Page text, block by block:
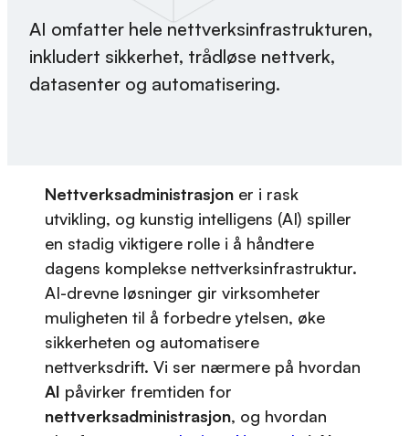
AI omfatter hele nettverksinfrastrukturen,
inkludert sikkerhet, trådløse nettverk,
datasenter og automatisering.
Nettverksadministrasjon er i rask
utvikling, og kunstig intelligens (AI) spiller
en stadig viktigere rolle i å håndtere
dagens komplekse nettverksinfrastruktur.
AI-drevne løsninger gir virksomheter
muligheten til å forbedre ytelsen, øke
sikkerheten og automatisere
nettverksdrift. Vi ser nærmere på hvordan
AI påvirker fremtiden for
nettverksadministrasjon, og hvordan